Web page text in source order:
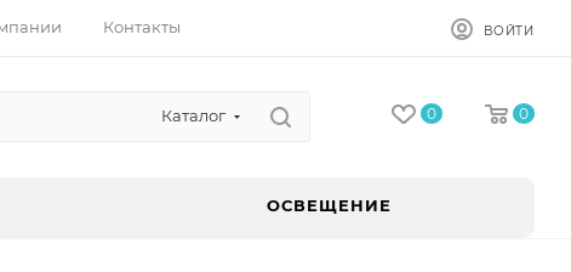
Контакты ВОЙТИ
Каталог 0 0
ОСВЕЩЕНИЕ